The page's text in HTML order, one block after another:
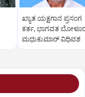
ಖ್ಯಾತ ಯಕ್ಷಗಾನ ಪ್ರಸಂಗ
ಕರ್ತ, ಭಾಗವತ
ಮಧುಕುಮಾರ್ ವಿಧಿವಶ